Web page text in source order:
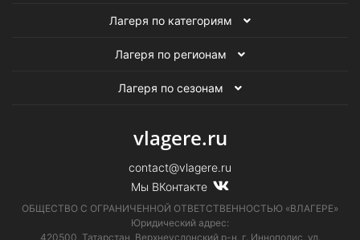
Лагеря по категориям
Лагеря по регионам
Лагеря по сезонам
vlagere.ru
contact@vlagere.ru
Мы ВКонтакте
ОБЩЕСТВО С ОГРАНИЧЕННОЙ ОТВЕТСТВЕННОСТЬЮ «ВЛАГЕРЕ»
Юридический адрес:
420500, Татарстан, Верхнеуслонский р-н, г. Иннополис, ул.